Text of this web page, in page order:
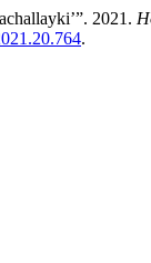
2021.
.